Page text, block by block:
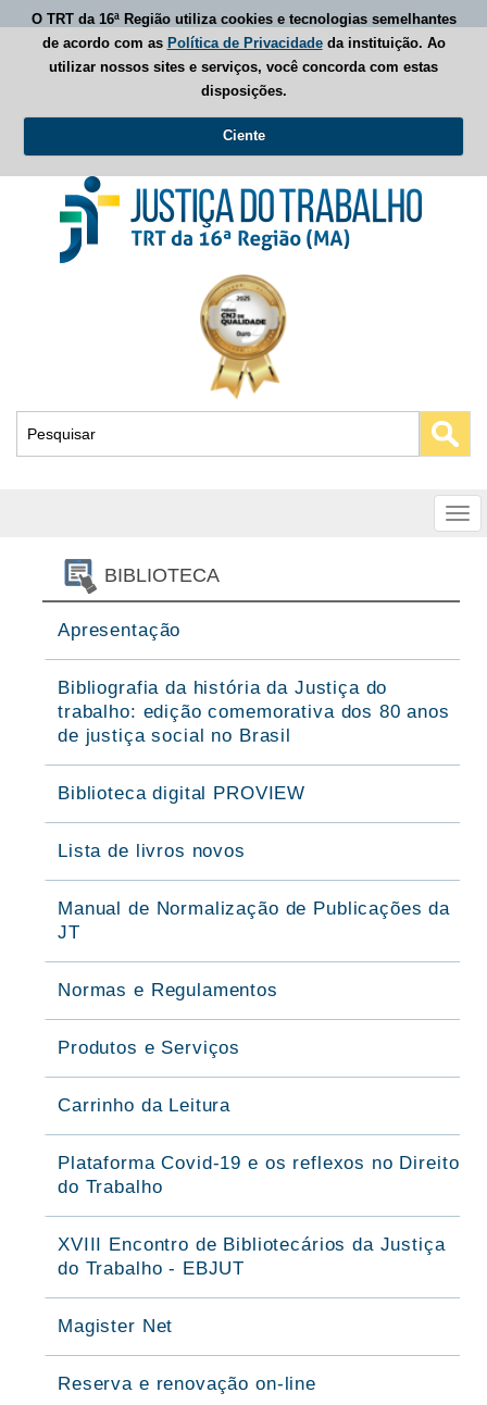
O TRT da 16ª Região utiliza cookies e tecnologias semelhantes
de acordo com as Política de Privacidadeda instituição. Ao
utilizar nossos sites e serviços, você concorda com estas
disposições.
Ciente
BIBLIOTECA
Apresentação
Bibliografia da história da Justiça do
trabalho: edição comemorativa dos 80 anos
de justiça social no Brasil
Biblioteca digital PROVIEW
Lista de livros novos
Manual de Normalização de Publicações da
JT
Normas e Regulamentos
Produtos e Serviços
Carrinho da Leitura
Plataforma Covid-19 e os reflexos no Direito
do Trabalho
XVIII Encontro de Bibliotecários da Justiça
do Trabalho - EBJUT
Magister Net
Reserva e renovação on-line